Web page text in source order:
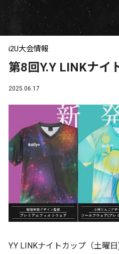
i2U大会情報
第8回Y.Y LINKナイ
2025.06.17
Y.Y LINKナイトカップ（土曜